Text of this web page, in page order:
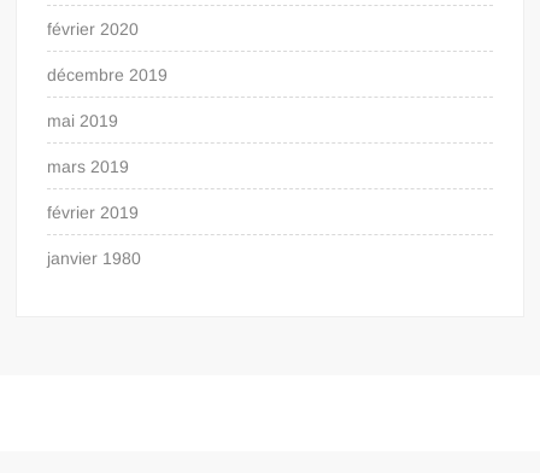
février 2020
décembre 2019
mai 2019
mars 2019
février 2019
janvier 1980